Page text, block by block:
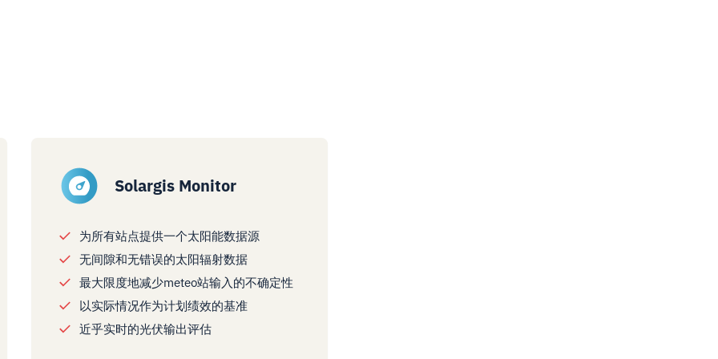
Solargis Monitor
为所有站点提供一个太阳能数据源
无间隙和无错误的太阳辐射数据
最大限度地减少meteo站输入的不确定性
以实际情况作为计划绩效的基准
近乎实时的光伏输出评估